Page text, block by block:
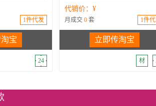
1件代发
宝
24
代销价：¥
月成交 0 套 1件
立即传淘宝
材